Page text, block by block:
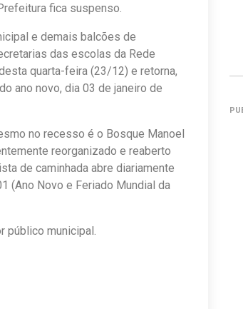
fica suspenso.
e demais balcões de
das escolas da Rede
quarta-feira (23/12) e retorna,
ano novo, dia 03 de janeiro de
no recesso é o Bosque Manoel
reorganizado e reaberto
de caminhada abre diariamente
(Ano Novo e Feriado Mundial da
público municipal.